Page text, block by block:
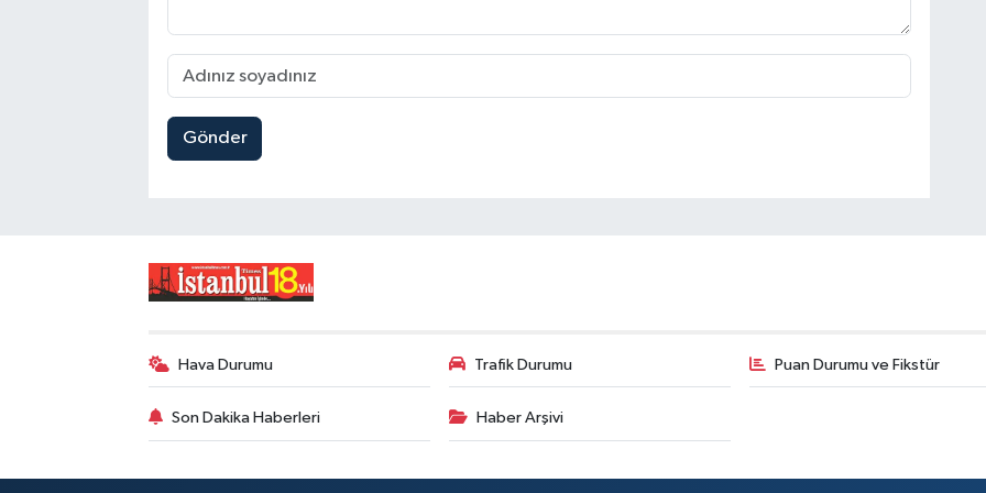
Gönder
Hava Durumu Trafik Durumu Puan Durumu ve Fikstür
Son Dakika Haberleri Haber Arşivi